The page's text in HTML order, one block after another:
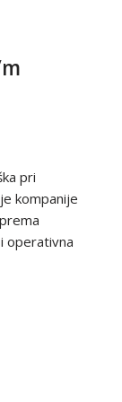
pri
kompanije
operativna